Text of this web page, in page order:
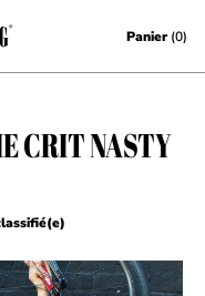
Panier(0)
CRIT NASTY